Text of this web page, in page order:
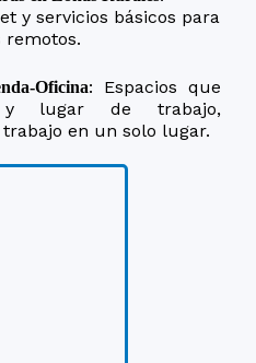
y servicios básicos para
remotos.
Oficina: Espacios que
y lugar de trabajo,
en un solo lugar.